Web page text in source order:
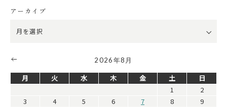
アーカイブ
2026年8月
月 火 水 木 金 土
日
1
2
3
4 5 6 7 8
9